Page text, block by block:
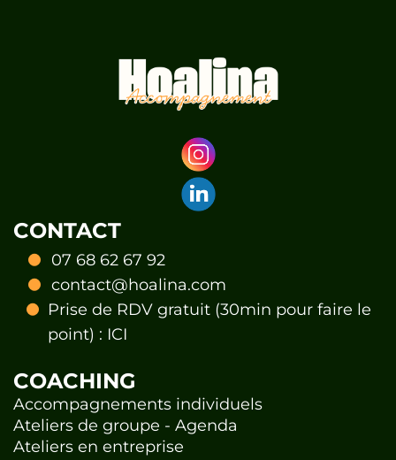
CONTACT
07 68 62 67 92
contact@hoalina.com
Prise de RDV gratuit (30min pour faire le
point) : ICI
COACHING
Accompagnements individuels
Ateliers de groupe - Agenda
Ateliers en entreprise